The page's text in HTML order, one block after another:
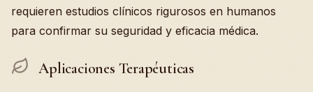
requieren estudios clínicos rigurosos en humanos
para confirmar su seguridad y eficacia médica.
Aplicaciones Terapéuticas